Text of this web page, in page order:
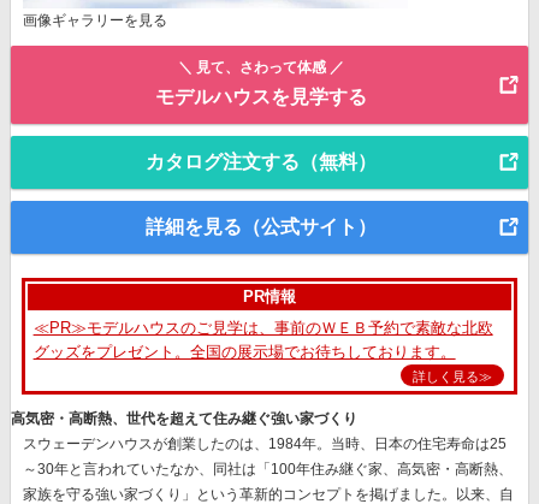
画像ギャラリーを見る
＼ 見て、さわって体感 ／
モデルハウスを見学する
カタログ注文する（無料）
詳細を見る（公式サイト）
PR情報
≪PR≫モデルハウスのご見学は、事前のＷＥＢ予約で素敵な北欧
グッズをプレゼント。全国の展示場でお待ちしております。
詳しく見る≫
高気密・高断熱、世代を超えて住み継ぐ強い家づくり
スウェーデンハウスが創業したのは、1984年。当時、日本の住宅寿命は25
～30年と言われていたなか、同社は 「100年住み継ぐ家、高気密・高断熱、
家族を守る強い家づくり」
という革新的コンセプトを掲げました。以来、自